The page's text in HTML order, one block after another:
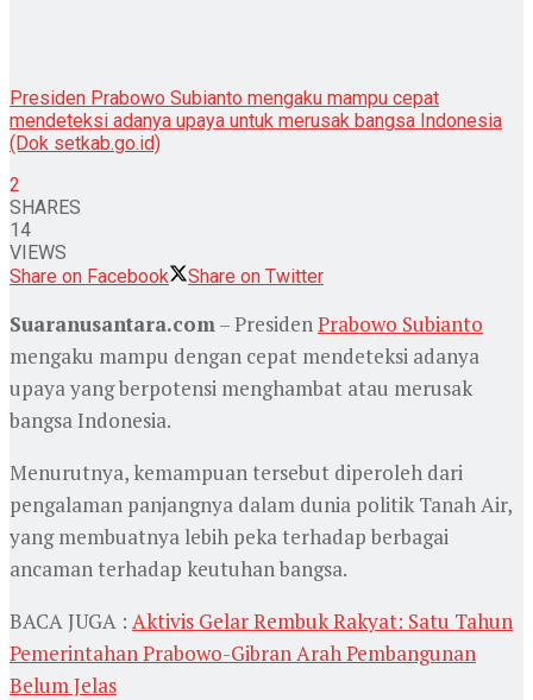
Presiden Prabowo Subianto mengaku mampu cepat
mendeteksi adanya upaya untuk merusak bangsa Indonesia
(Dok setkab.go.id)
2
SHARES
14
VIEWS
Share on Facebook
Share on Twitter
Suaranusantara.com– PresidenPrabowo Subianto
mengaku mampu dengan cepat mendeteksi adanya
upaya yang berpotensi menghambat atau merusak
bangsa Indonesia.
Menurutnya, kemampuan tersebut diperoleh dari
pengalaman panjangnya dalam dunia politik Tanah Air,
yang membuatnya lebih peka terhadap berbagai
ancaman terhadap keutuhan bangsa.
BACA JUGA : Aktivis Gelar Rembuk Rakyat: Satu Tahun
Pemerintahan Prabowo-Gibran Arah Pembangunan
Belum Jelas